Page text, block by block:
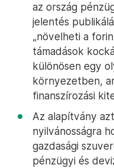
az ország
jelentés
„növelheti a
támadások
különösen egy
környezetben,
finanszírozási
Az alapítvány
nyilvánosságra
gazdasági
pénzügyi és